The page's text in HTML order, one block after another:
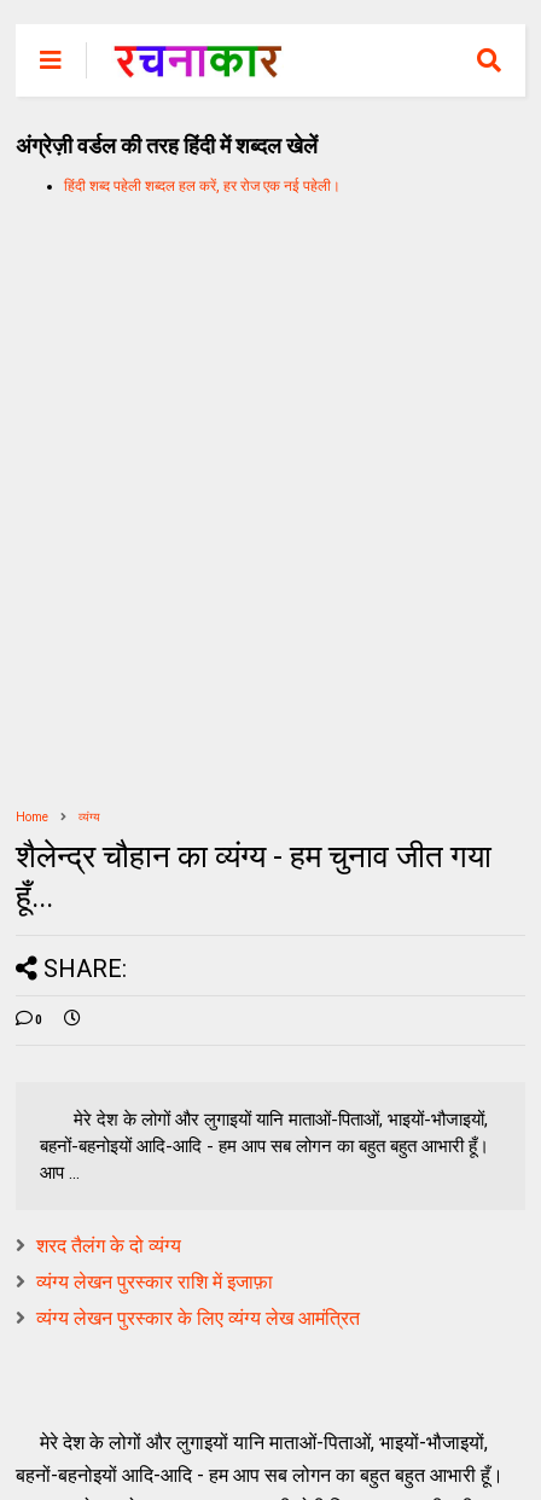
अंग्रेज़ी वर्डल की तरह हिंदी में शब्दल खेलें
हिंदी शब्द पहेली शब्दल हल करें, हर रोज एक नई पहेली।
Home व्यंग्य
शैलेन्द्र चौहान का व्यंग्य - हम चुनाव जीत गया
हूँ...
SHARE:
0
मेरे देश के लोगों और लुगाइयों यानि माताओं-पिताओं, भाइयों-भौजाइयों,
बहनों-बहनोइयों आदि-आदि - हम आप सब लोगन का बहुत बहुत आभारी हूँ।
आप ...
शरद तैलंग के दो व्यंग्य
व्यंग्य लेखन पुरस्कार राशि में इजाफ़ा
व्यंग्य लेखन पुरस्कार के लिए व्यंग्य लेख आमंत्रित
मेरे देश के लोगों और लुगाइयों यानि माताओं-पिताओं, भाइयों-भौजाइयों,
बहनों-बहनोइयों आदि-आदि - हम आप सब लोगन का बहुत बहुत आभारी हूँ।